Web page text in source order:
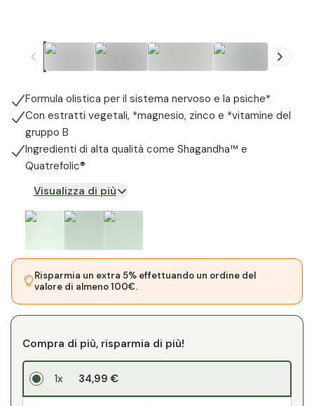
Formula olistica per il sistema nervoso e la psiche*
Con estratti vegetali, *magnesio, zinco e *vitamine del
gruppo B
Ingredienti di alta qualità come Shagandha™ e
Quatrefolic®
Visualizza di più
Risparmia un extra 5% effettuando un ordine del
valore di almeno 100€.
Compra di più, risparmia di più!
1x 34,99 €